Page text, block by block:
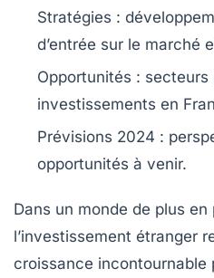
Stratégies :
d’entrée sur le marché
Opportunités : secteurs
investissements en
Prévisions 2024 :
opportunités à venir.
Dans un monde de plus en
l’investissement étranger
croissance incontournable